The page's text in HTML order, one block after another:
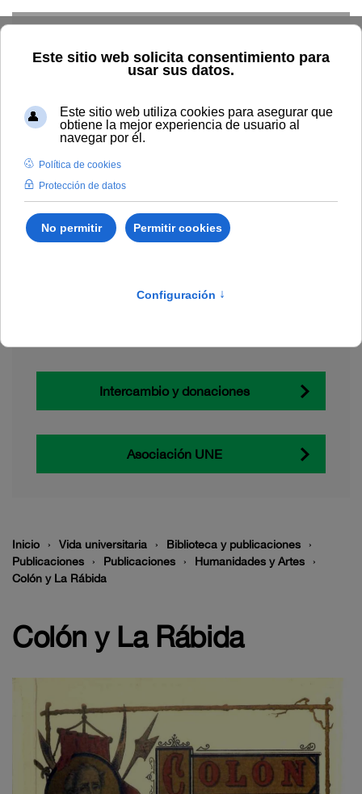
Explorar el catálogo
Dónde comprar
Intercambio y donaciones
Asociación UNE
Inicio Vida universitaria
Biblioteca y publicaciones
Publicaciones
Publicaciones
Humanidades y Artes
Colón y La Rábida
Colón y La Rábida